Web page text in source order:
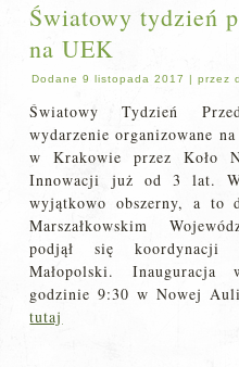
Światowy tydzień
na UEK
Dodane 9 listopada 2017 |przez
Światowy Tydzień
wydarzenie organizowane
w Krakowie przez Koło
Innowacji już od 3 lat.
wyjątkowo obszerny, a to
Marszałkowskim
podjął się koordynacji
Małopolski.
godzinie 9:30 w Nowej
tutaj